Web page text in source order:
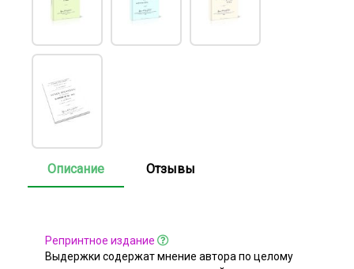
Описание Отзывы
Репринтное издание
Выдержки содержат мнение автора по целому